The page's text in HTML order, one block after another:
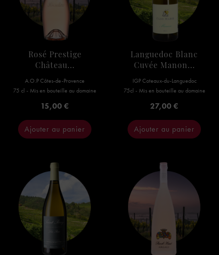
Rosé Prestige
Château...
A.O.P Côtes-de-Provence
75 cl - Mis en bouteille au domaine
Prix
15,00 €
Ajouter au panier
Languedoc Blanc
Cuvée Manon...
IGP Coteaux-du-Languedoc
75cl - Mis en bouteille au domaine
Prix
27,00 €
Ajouter au panier